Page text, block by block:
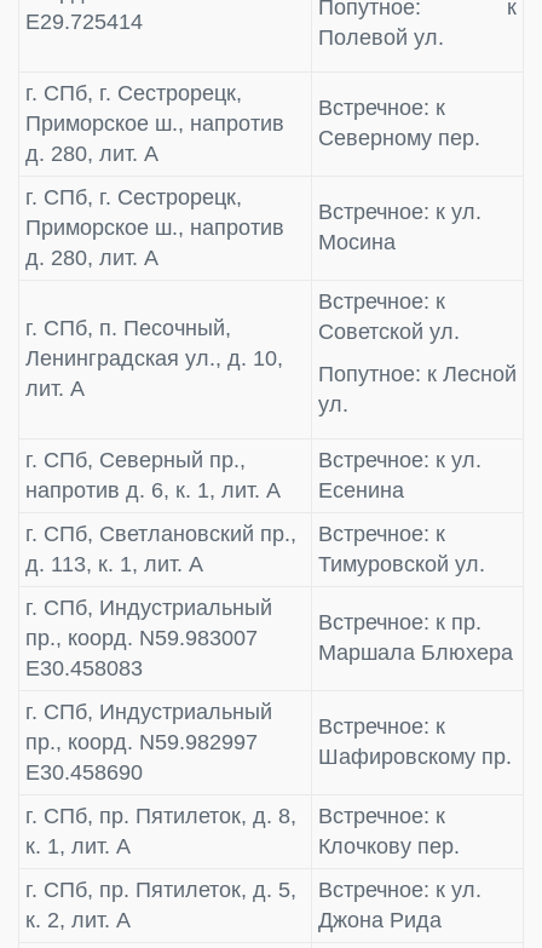
E29.725414
Попутное: к
Полевой ул.
г. СПб, г. Сестрорецк,
Приморское ш., напротив
д. 280, лит. А
Встречное: к
Северному пер.
г. СПб, г. Сестрорецк,
Приморское ш., напротив
д. 280, лит. А
Встречное: к ул.
Мосина
г. СПб, п. Песочный,
Ленинградская ул., д. 10,
лит. А
Встречное: к
Советской ул.
Попутное: к Лесной
ул.
г. СПб, Северный пр.,
напротив д. 6, к. 1, лит. А
Встречное: к ул.
Есенина
г. СПб, Светлановский пр.,
д. 113, к. 1, лит. А
Встречное: к
Тимуровской ул.
г. СПб, Индустриальный
пр., коорд. N59.983007
E30.458083
Встречное: к пр.
Маршала Блюхера
г. СПб, Индустриальный
пр., коорд. N59.982997
E30.458690
Встречное: к
Шафировскому пр.
г. СПб, пр. Пятилеток, д. 8,
к. 1, лит. А
Встречное: к
Клочкову пер.
г. СПб, пр. Пятилеток, д. 5,
к. 2, лит. А
Встречное: к ул.
Джона Рида